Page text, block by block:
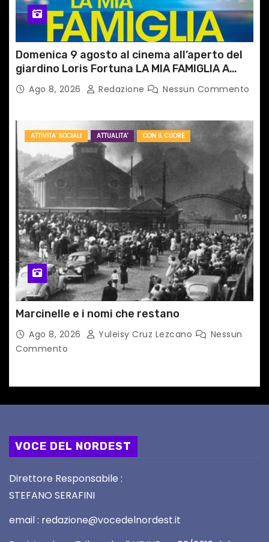
Domenica 9 agosto al cinema all’aperto del
giardino Loris Fortuna LA MIA FAMIGLIA A
TAIPEIAgo 8, 2026 Redazione Nessun Commento
ATTIVITA' SOCIALI ATTUALITA' CON IL CUORE
Marcinelle e i nomi che restano
Ago 8, 2026 Yuleisy Cruz Lezcano
Nessun
Commento
VOCE DEL NORDEST
Direttore Responsabile :
STEFANO SERAFINI
email : redazione@vocedelnordest.it